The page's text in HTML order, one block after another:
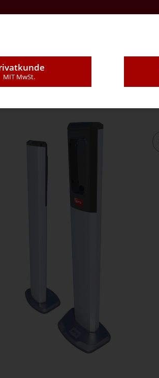
Kontakt Über Uns E-Mail
für Lichtschranke Desme/Thea/Compacta
MIT MwSt.